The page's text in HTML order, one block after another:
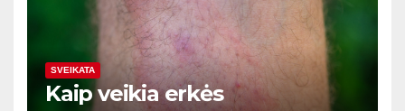
SVEIKATA
Kaip veikia erkės